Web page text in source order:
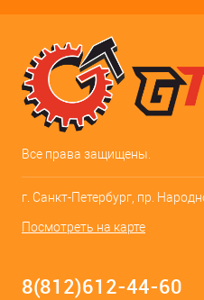
Все права защищены.
г. Санкт-Петербург, пр.
Посмотреть на карте
8(812)612-44-60